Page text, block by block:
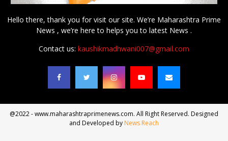
Hello there, thank you for visit our site. We’re Maharashtra Prime
News , we’re here to helps you to latest News .
Contact us: kaushikmadhwani007@gmail.com
@2022 - www.maharashtraprimenews.com. All Right Reserved. Designed
and Developed by News Reach